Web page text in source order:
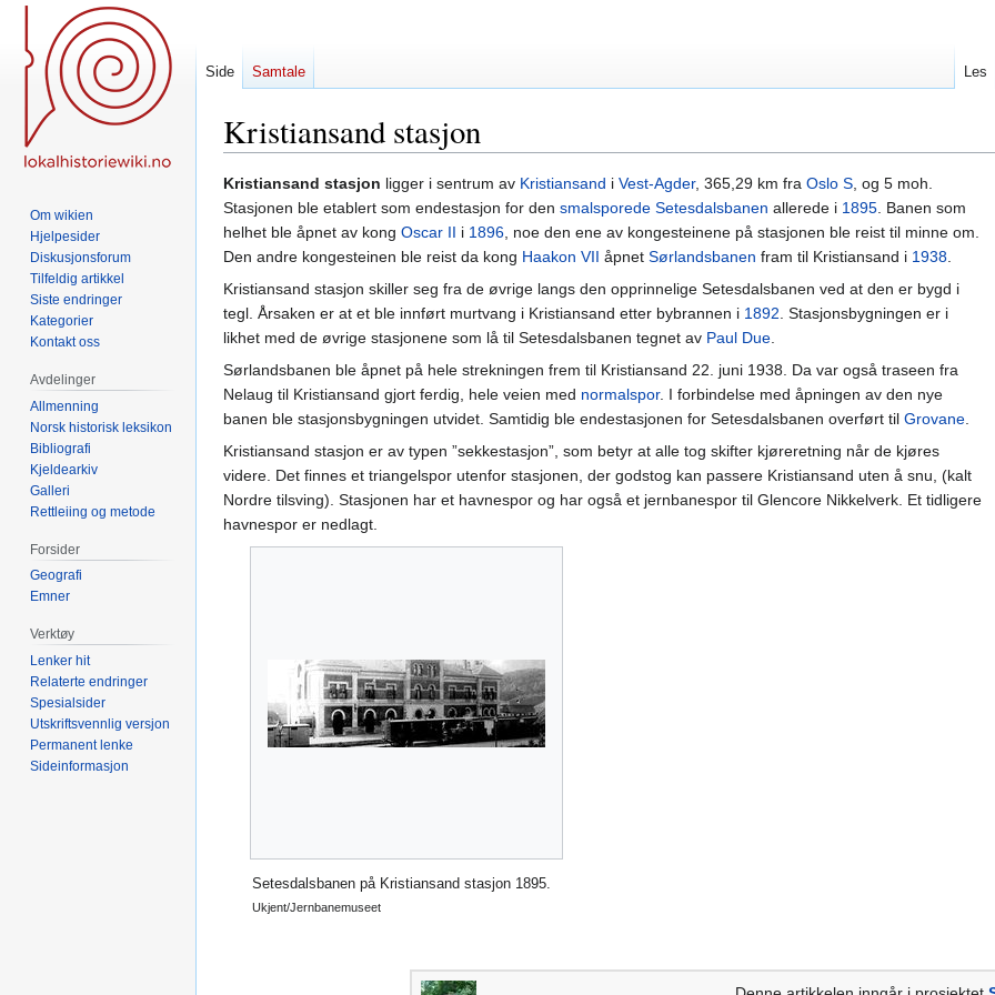
Kristiansand stasjon
Hopp
til
navigering
Hopp
til
søk
Kristiansand stasjon ligger i sentrum av Kristiansand i Vest-Agder, 365,29 km fra Oslo S, og 5 moh.
Stasjonen ble etablert som endestasjon for den smalsporede Setesdalsbanen allerede i 1895. Banen som
helhet ble åpnet av kong Oscar II i 1896, noe den ene av kongesteinene på stasjonen ble reist til minne om.
Den andre kongesteinen ble reist da kong Haakon VII åpnet Sørlandsbanen fram til Kristiansand i 1938.
Kristiansand stasjon skiller seg fra de øvrige langs den opprinnelige Setesdalsbanen ved at den er bygd i
tegl. Årsaken er at et ble innført murtvang i Kristiansand etter bybrannen i 1892. Stasjonsbygningen er i
likhet med de øvrige stasjonene som lå til Setesdalsbanen tegnet av Paul Due.
Sørlandsbanen ble åpnet på hele strekningen frem til Kristiansand 22. juni 1938. Da var også traseen fra
Nelaug til Kristiansand gjort ferdig, hele veien med normalspor. I forbindelse med åpningen av den nye
banen ble stasjonsbygningen utvidet. Samtidig ble endestasjonen for Setesdalsbanen overført til Grovane.
Kristiansand stasjon er av typen ”sekkestasjon”, som betyr at alle tog skifter kjøreretning når de kjøres
videre. Det finnes et triangelspor utenfor stasjonen, der godstog kan passere Kristiansand uten å snu, (kalt
Nordre tilsving). Stasjonen har et havnespor og har også et jernbanespor til Glencore Nikkelverk. Et tidligere
havnespor er nedlagt.
Setesdalsbanen på Kristiansand stasjon 1895.
Ukjent/Jernbanemuseet
Side Samtale Les
Om wikien
Hjelpesider
Diskusjonsforum
Tilfeldig artikkel
Siste endringer
Kategorier
Kontakt oss
Avdelinger
Allmenning
Norsk historisk leksikon
Bibliografi
Kjeldearkiv
Galleri
Rettleiing og metode
Forsider
Geografi
Emner
Verktøy
Lenker hit
Relaterte endringer
Spesialsider
Utskriftsvennlig versjon
Permanent lenke
Sideinformasjon